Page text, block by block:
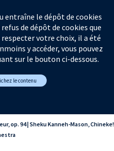
entraîne le dépôt de cookies
de dépôt de cookies que
votre choix, il a été
y accéder, vous pouvez
sur le bouton ci-dessous.
le contenu
op. 94 | Sheku Kanneh-Mason, Chineke!